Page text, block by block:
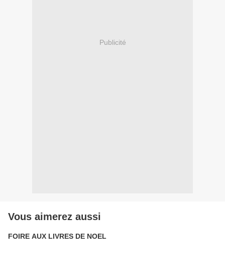
Publicité
Vous aimerez aussi
FOIRE AUX LIVRES DE NOEL